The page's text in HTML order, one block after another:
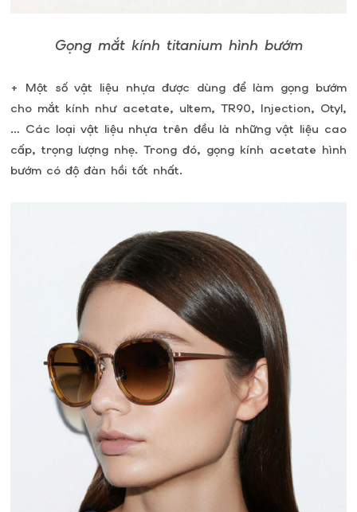
Gọng mắt kính titanium hình bướm
+ Một số vật liệu nhựa được dùng để làm gọng bướm
cho mắt kính như acetate, ultem, TR90, Injection, Otyl,
… Các loại vật liệu nhựa trên đều là những vật liệu cao
cấp, trọng lượng nhẹ. Trong đó, gọng kính acetate hình
bướm có độ đàn hồi tốt nhất.